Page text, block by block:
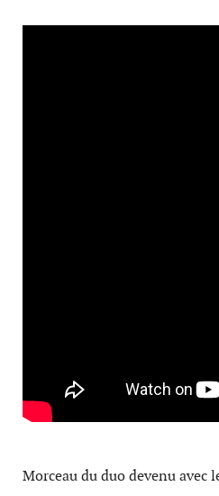
Morceau du duo devenu avec